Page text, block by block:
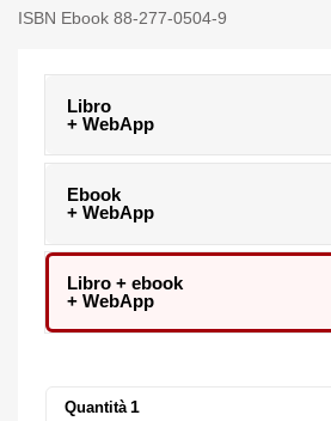
ISBN Ebook 88-277-0504-9
Libro
+ WebApp
Ebook
+ WebApp
Libro + ebook
+ WebApp
Quantità